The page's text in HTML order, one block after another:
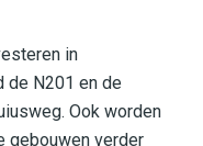
in
de N201 en de
Ook worden
gebouwen verder